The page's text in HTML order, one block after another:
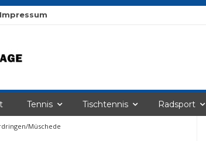
Impressum
Tennis Tischtennis Radsport
Müschede